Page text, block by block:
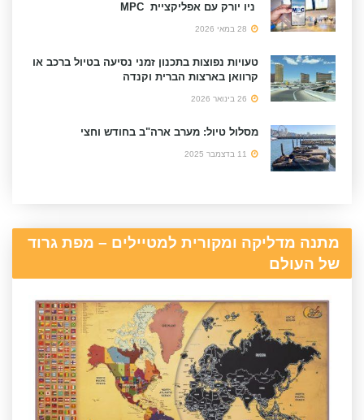
ניו יורק עם אפליקציית MPC
טעויות נפוצות בתכנון זמני נסיעה בטיול ברכב או
קרוואן בארצות הברית וקנדה
מסלול טיול: מערב ארה"ב בחודש וחצי
מתנה מדליקה ומקורית למטיילים – מפת גרוד
של העולם